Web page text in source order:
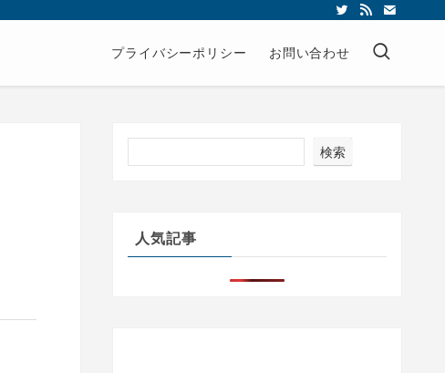
プライバシーポリシー お問い合わせ
検索
人気記事